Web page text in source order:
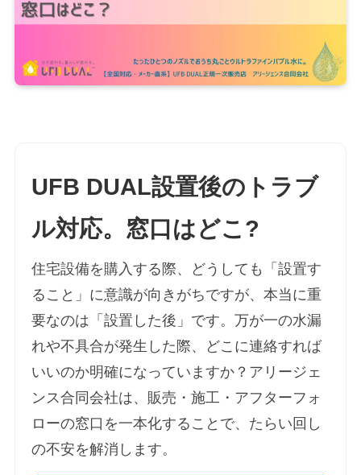
UFB DUAL設置後のトラブ
ル対応。窓口はどこ?
住宅設備を購入する際、どうしても「設置す
ること」に意識が向きがちですが、本当に重
要なのは「設置した後」です。万が一の水漏
れや不具合が発生した際、どこに連絡すれば
いいのか明確になっていますか？アリージェ
ンス合同会社は、販売・施工・アフターフォ
ローの窓口を一本化することで、たらい回し
の不安を解消します。